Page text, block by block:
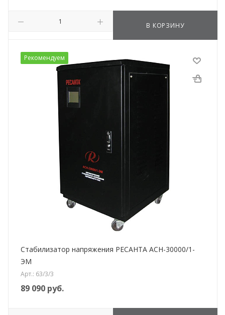
В КОРЗИНУ
Рекомендуем
Стабилизатор напряжения РЕСАНТА АСН-30000/1-
ЭМ
Арт.: 63/3/3
89 090 руб.